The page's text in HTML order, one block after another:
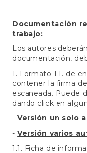
Documentación
trabajo:
Los autores
documentación,
1. Formato 1.1. de
contener la firma
escaneada. Puede
dando click en
-Versión un solo
-Versión varios
1.1. Ficha de